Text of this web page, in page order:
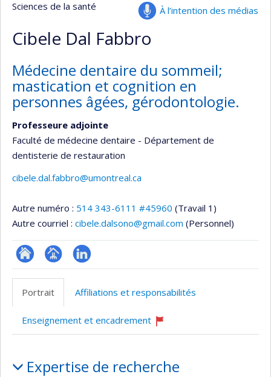
À l’intention des médias
Sciences de la santé
Cibele Dal Fabbro
Médecine dentaire du sommeil;
mastication et cognition en
personnes âgées, gérodontologie.
Professeure adjointe
Faculté de médecine dentaire - Département de
dentisterie de restauration
cibele.dal.fabbro@umontreal.ca
Autre numéro : 514 343-6111 #45960 (Travail 1)
Autre courriel : cibele.dalsono@gmail.com (Personnel)
ResearchGate
Page
professionnelle
(faculté,département,école)
LinkedIn
Portrait
Affiliations et responsabilités
Enseignement et encadrement
Ce
Expertise de recherche